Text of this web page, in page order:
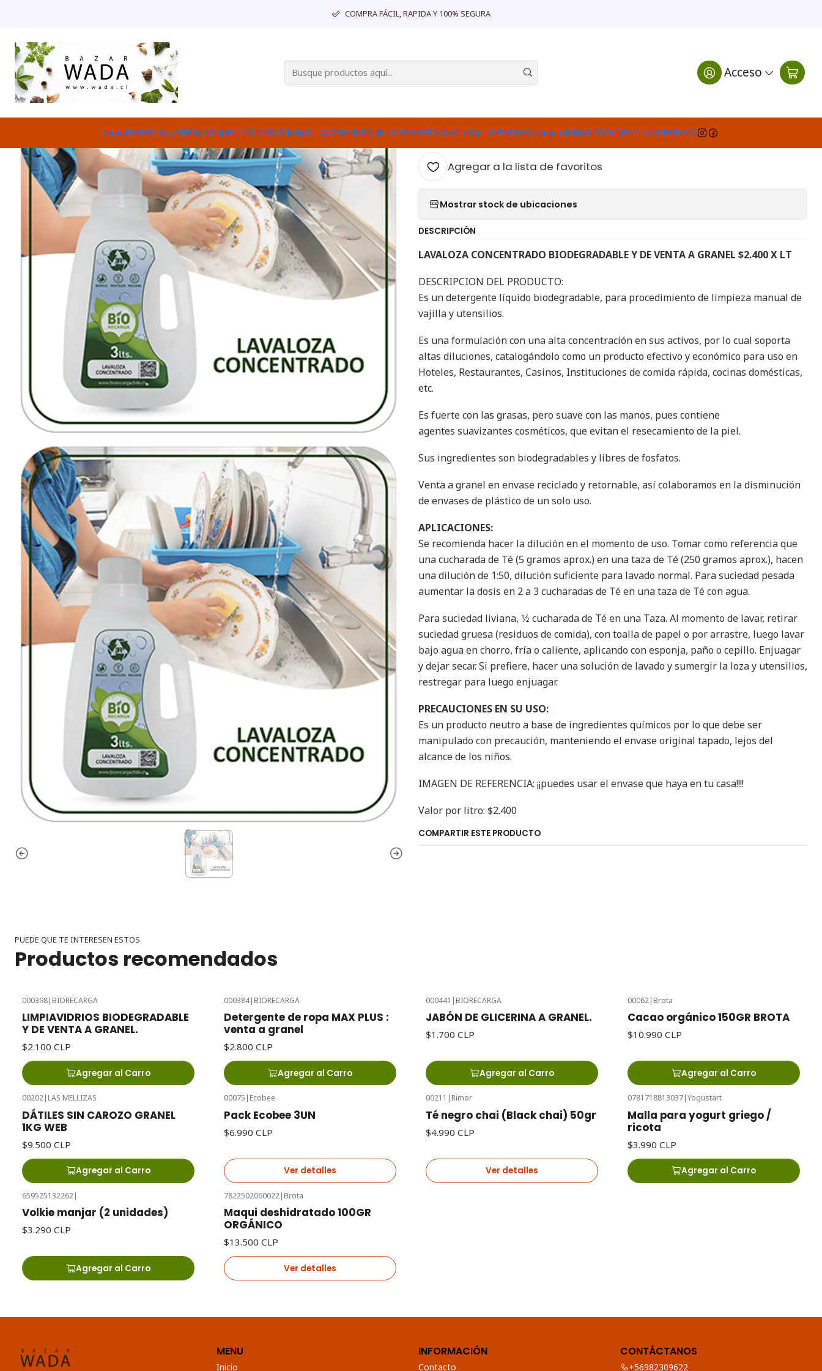
Acceso
InicioDESPENSA SÚPER ALIMENTOS / PROTEÍNAS ACCESORIOS ♻ COSMÉTICA NATURAL OFERTASContactoREGALOSPANES Y DULCESBLOG
COMPRA FÁCIL, RAPIDA Y 100% SEGURA
FORMATO FAMILIAR LAVALOZA CONCENTRADO BIODEGRADABLE (Venta a granel X litros)
LAVALOZA CONCENTRADO
BIODEGRADABLE (Venta a granel X
Cantidad
Agregar al Carro Comprar ahora
Agregar a la lista de favoritos
Mostrar stock de ubicaciones
DESCRIPCIÓN
LAVALOZA CONCENTRADO BIODEGRADABLE Y DE VENTA A GRANEL $2.400 X LT
DESCRIPCION DEL PRODUCTO:
Es un detergente líquido biodegradable, para procedimiento de limpieza manual de
vajilla y utensilios.
Es una formulación con una alta concentración en sus activos, por lo cual soporta
altas diluciones, catalogándolo como un producto efectivo y económico para uso en
Hoteles, Restaurantes, Casinos, Instituciones de comida rápida, cocinas domésticas,
etc.
Es fuerte con las grasas, pero suave con las manos, pues contiene
agentes suavizantes cosméticos, que evitan el resecamiento de la piel.
Sus ingredientes son biodegradables y libres de fosfatos.
Venta a granel en envase reciclado y retornable, así colaboramos en la disminución
de envases de plástico de un solo uso.
APLICACIONES:
Se recomienda hacer la dilución en el momento de uso. Tomar como referencia que
una cucharada de Té (5 gramos aprox.) en una taza de Té (250 gramos aprox.), hacen
una dilución de 1:50, dilución suficiente para lavado normal. Para suciedad pesada
aumentar la dosis en 2 a 3 cucharadas de Té en una taza de Té con agua.
Para suciedad liviana, 1⁄2 cucharada de Té en una Taza. Al momento de lavar, retirar
suciedad gruesa (residuos de comida), con toalla de papel o por arrastre, luego lavar
bajo agua en chorro, fría o caliente, aplicando con esponja, paño o cepillo. Enjuagar
y dejar secar. Si prefiere, hacer una solución de lavado y sumergir la loza y utensilios,
restregar para luego enjuagar.
PRECAUCIONES EN SU USO:
Es un producto neutro a base de ingredientes químicos por lo que debe ser
manipulado con precaución, manteniendo el envase original tapado, lejos del
alcance de los niños.
IMAGEN DE REFERENCIA: ¡¡puedes usar el envase que haya en tu casa!!!!
Valor por litro: $2.400
COMPARTIR ESTE PRODUCTO
PUEDE QUE TE INTERESEN ESTOS
Productos recomendados
000398| BIORECARGA
LIMPIAVIDRIOS BIODEGRADABLE
Y DE VENTA A GRANEL.
$2.100 CLP
Agregar al Carro
000384| BIORECARGA
Detergente de ropa MAX PLUS :
venta a granel
$2.800 CLP
Agregar al Carro
000441 | BIORECARGA
JABÓN DE GLICERINA A GRANEL.
$1.700 CLP
Agregar al Carro
00062| Brota
Cacao orgánico 150GR BROTA
$10.990 CLP
Agregar al Carro
00202| LAS MELLIZAS
DÁTILES SIN CAROZO GRANEL
1KG WEB
$9.500 CLP
Agregar al Carro
00075 | Ecobee
Pack Ecobee 3UN
$6.990 CLP
Ver detalles
Agotado
00211 | Rimor
Té negro chai (Black chai) 50gr
$4.990 CLP
Ver detalles
0781718813037|Yogustart
Malla para yogurt griego /
ricota
$3.990 CLP
Agregar al Carro
659525132262|
Volkie manjar (2 unidades)
$3.290 CLP
Agregar al Carro
7822502060022| Brota
Maqui deshidratado 100GR
ORGÁNICO
$13.500 CLP
Ver detalles
MENU
Inicio
INFORMACIÓN
Contacto
CONTÁCTANOS
+56982309622